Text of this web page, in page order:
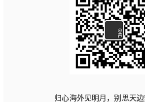
归心海外见明月，别思天边